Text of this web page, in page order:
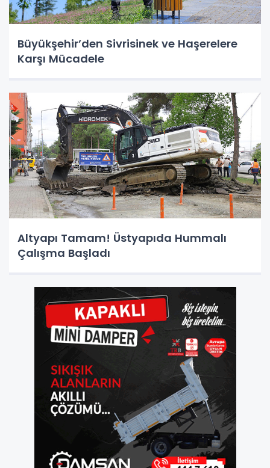
Büyükşehir’den Sivrisinek ve Haşerelere
Karşı Mücadele
Altyapı Tamam! Üstyapıda Hummalı
Çalışma Başladı